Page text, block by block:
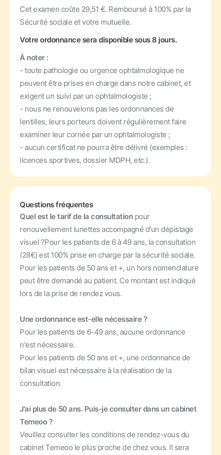
Cet examen coûte 29,51 €. Remboursé à 100% par la
Sécurité sociale et votre mutuelle.
Votre ordonnance sera disponible sous 8 jours.
À noter :
- toute pathologie ou urgence ophtalmologique ne
peuvent être prises en charge dans notre cabinet, et
exigent un suivi par un ophtalmologiste ;
- nous ne renouvelons pas les ordonnances de
lentilles, leurs porteurs doivent régulièrement faire
examiner leur cornée par un ophtalmologiste ;
- aucun certificat ne pourra être délivré (exemples :
licences sportives, dossier MDPH, etc.).
Questions fréquentes
Quel est le tarif de la consultation pour
renouvellement lunettes accompagné d'un dépistage
visuel ?Pour les patients de 6 à 49 ans, la consultation
(28€) est 100% prise en charge par la sécurité sociale.
Pour les patients de 50 ans et +, un hors nomenclature
peut être demandé au patient. Ce montant est indiqué
lors de la prise de rendez vous.
Une ordonnance est-elle nécessaire ?
Pour les patients de 6-49 ans, aucune ordonnance
n'est nécessaire.
Pour les patients de 50 ans et +, une ordonnance de
bilan visuel est nécessaire à la réalisation de la
consultation.
J'ai plus de 50 ans. Puis-je consulter dans un cabinet
Temeoo ?
Veuillez consulter les conditions de rendez-vous du
cabinet Temeoo le plus proche de chez vous. Il sera